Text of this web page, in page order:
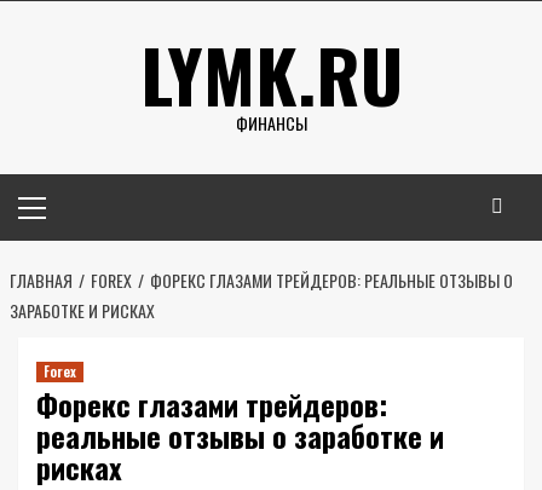
LYMK.RU
ФИНАНСЫ
меню
ГЛАВНАЯ FOREX
ФОРЕКС ГЛАЗАМИ ТРЕЙДЕРОВ: РЕАЛЬНЫЕ ОТЗЫВЫ О
ЗАРАБОТКЕ И РИСКАХ
Forex
Форекс глазами трейдеров:
реальные отзывы о заработке и
рисках